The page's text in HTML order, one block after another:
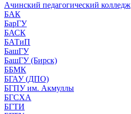
Ачинский педагогический колледж
БАК
БарГУ
БАСК
БАТиП
БашГУ
БашГУ (Бирск)
ББМК
БГАУ (ДПО)
БГПУ им. Акмуллы
БГСХА
БГТИ